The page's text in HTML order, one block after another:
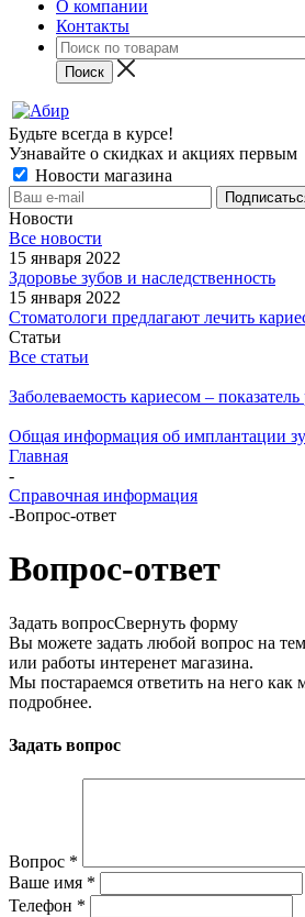
О компании
Контакты
Будьте всегда в курсе!
Узнавайте о скидках и акциях первым
Новости магазина
Новости
Все новости
15 января 2022
Здоровье зубов и наследственность
15 января 2022
Стоматологи предлагают лечить
Статьи
Все статьи
Заболеваемость кариесом –
Общая информация об имплантации
Главная
-
Справочная информация
-Вопрос-ответ
Вопрос-ответ
Задать вопросСвернуть форму
Вы можете задать любой вопрос на
или работы интеренет магазина.
Мы постараемся ответить на него как
подробнее.
Задать вопрос
Вопрос *
Ваше имя *
Телефон *